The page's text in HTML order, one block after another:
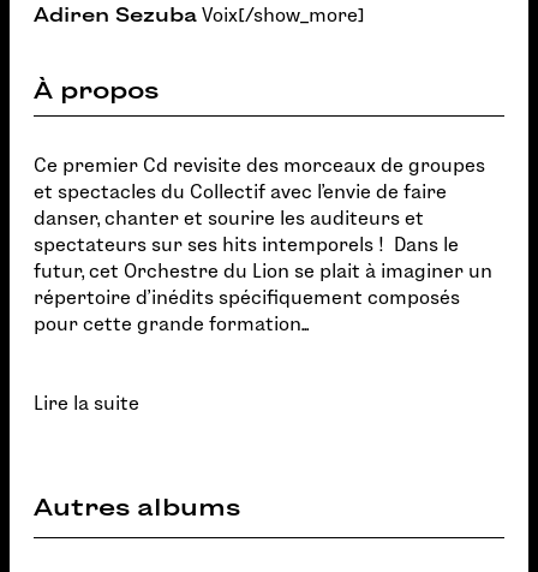
Adiren Sezuba Voix[/show_more]
À propos
Ce premier Cd revisite des morceaux de groupes
et spectacles du Collectif avec l’envie de faire
danser, chanter et sourire les auditeurs et
spectateurs sur ses hits intemporels ! Dans le
futur, cet Orchestre du Lion se plait à imaginer un
répertoire d’inédits spécifiquement composés
pour cette grande formation...
Lire la suite
Autres albums